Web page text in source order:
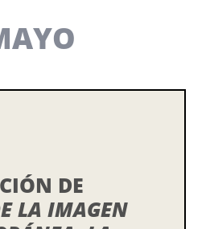
DE
LA IMAGEN